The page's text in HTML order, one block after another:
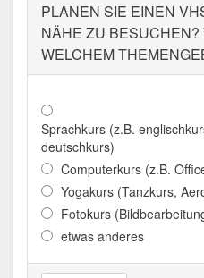
PLANEN SIE EINEN
NÄHE ZU BESUCHEN?
WELCHEM
Sprachkurs (z.B.
deutschkurs)
Computerkurs (z.B.
Yogakurs (Tanzkurs,
Fotokurs
etwas anderes